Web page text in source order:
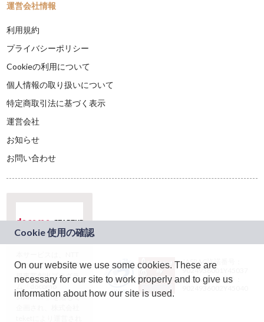
運営会社情報
利用規約
プライバシーポリシー
Cookieの利用について
個人情報の取り扱いについて
特定商取引法に基づく表示
運営会社
お知らせ
お問い合わせ
ドコモグループの新
規事業創出プログラ
ム「docomo
STARTUP」を通じて
JASRAC許諾番号：
9024936001Y45037
JASRAC許諾番号：
On our website we use some cookies. These are
necessary for our site to work properly and to give us
information about how our site is used.